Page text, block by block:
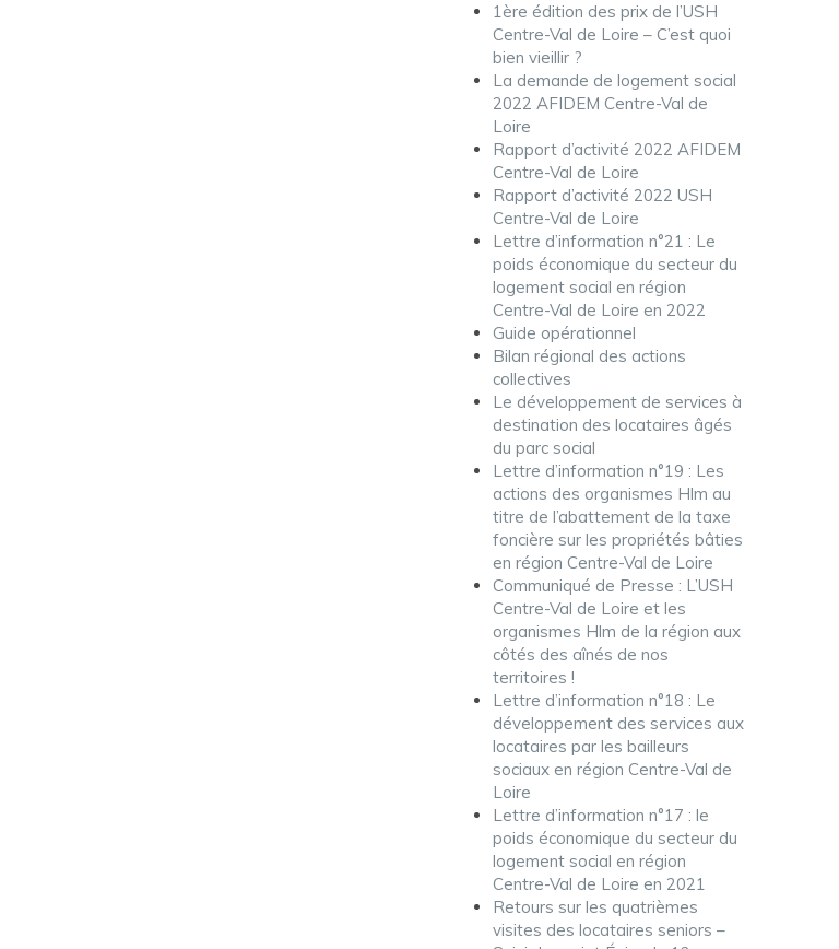
1ère édition des prix de l’USH
Centre-Val de Loire – C’est quoi
bien vieillir ?
La demande de logement social
2022 AFIDEM Centre-Val de
Loire
Rapport d’activité 2022 AFIDEM
Centre-Val de Loire
Rapport d’activité 2022 USH
Centre-Val de Loire
Lettre d’information n°21 : Le
poids économique du secteur du
logement social en région
Centre-Val de Loire en 2022
Guide opérationnel
Bilan régional des actions
collectives
Le développement de services à
destination des locataires âgés
du parc social
Lettre d’information n°19 : Les
actions des organismes Hlm au
titre de l’abattement de la taxe
foncière sur les propriétés bâties
en région Centre-Val de Loire
Communiqué de Presse : L’USH
Centre-Val de Loire et les
organismes Hlm de la région aux
côtés des aînés de nos
territoires !
Lettre d’information n°18 : Le
développement des services aux
locataires par les bailleurs
sociaux en région Centre-Val de
Loire
Lettre d’information n°17 : le
poids économique du secteur du
logement social en région
Centre-Val de Loire en 2021
Retours sur les quatrièmes
visites des locataires seniors –